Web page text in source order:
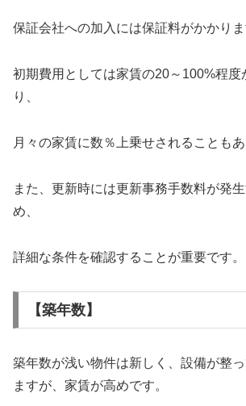
保証会社への加入には保証料がかかりま
初期費用としては家賃の20～100%程度
り、
月々の家賃に数％上乗せされることもあ
また、更新時には更新事務手数料が発
め、
詳細な条件を確認することが重要です。
【築年数】
築年数が浅い物件は新しく、設備が整
ますが、家賃が高めです。